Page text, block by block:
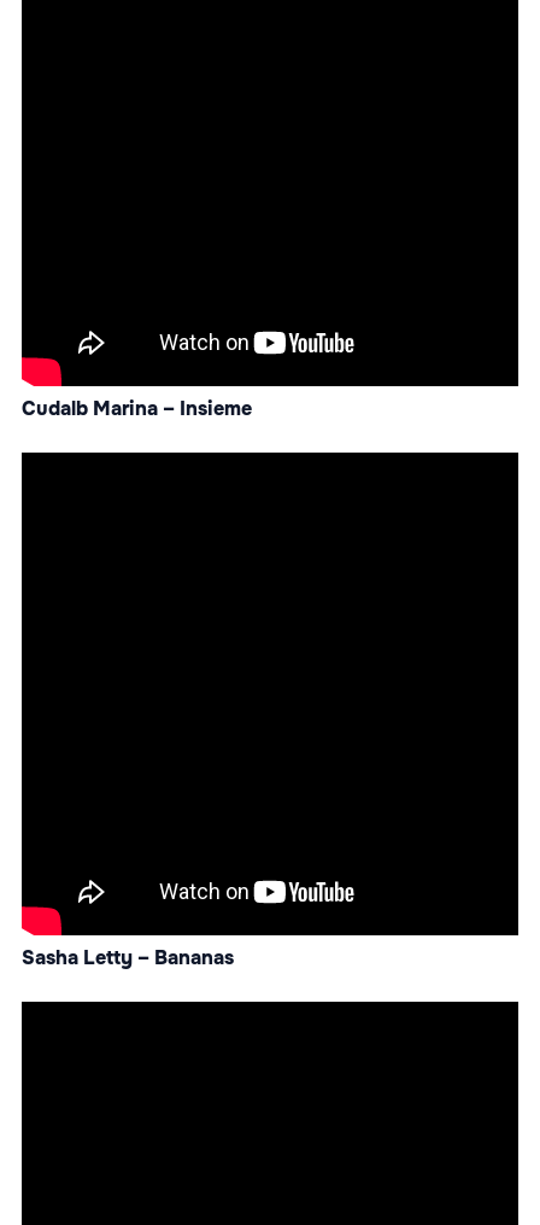
Cudalb Marina – Insieme
Sasha Letty – Bananas